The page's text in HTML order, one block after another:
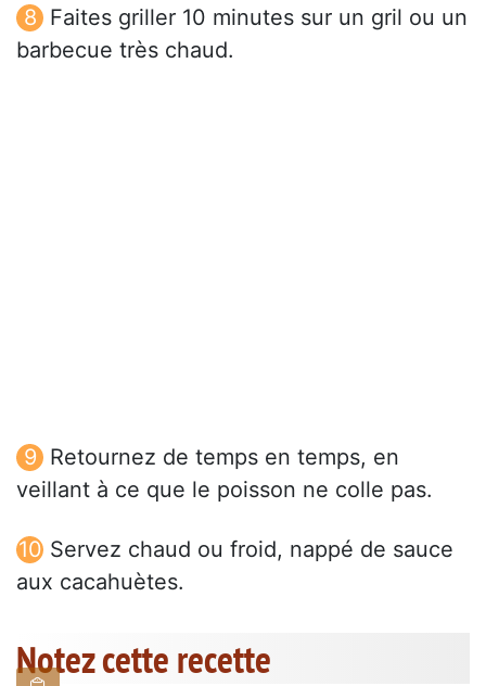
Faites griller 10 minutes sur un gril ou un
barbecue très chaud.
Retournez de temps en temps, en
veillant à ce que le poisson ne colle pas.
Servez chaud ou froid, nappé de sauce
aux cacahuètes.
Notez cette recette